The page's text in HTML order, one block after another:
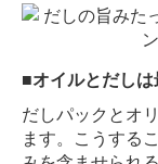
■オイルとだしは
だしパックとオ
ます。こうする